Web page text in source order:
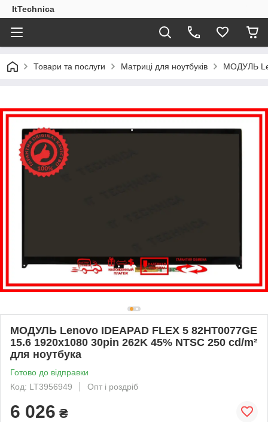
ItTechnica
Товари та послуги Матриці для ноутбуків МОДУЛЬ
МОДУЛЬ Lenovo IDEAPAD FLEX 5 82HT0077GE
15.6 1920x1080 30pin 262K 45% NTSC 250 cd/m²
для ноутбука
Готово до відправки
Код: LT3956949
Опт і роздріб
6 026 ₴